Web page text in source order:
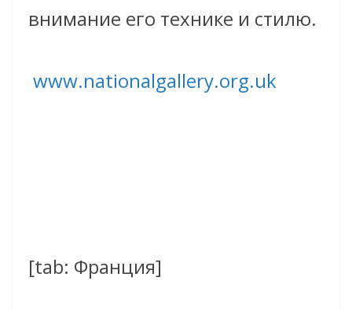
внимание его технике и стилю.
www.nationalgallery.org.uk
[tab: Франция]